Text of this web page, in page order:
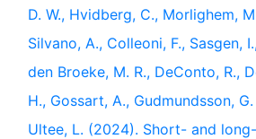
D. W., Hvidberg, C., Morlighem,
Silvano, A., Colleoni, F., Sasgen,
den Broeke, M. R., DeConto, R.,
H., Gossart, A., Gudmundsson,
Ultee, L. (2024). Short- and